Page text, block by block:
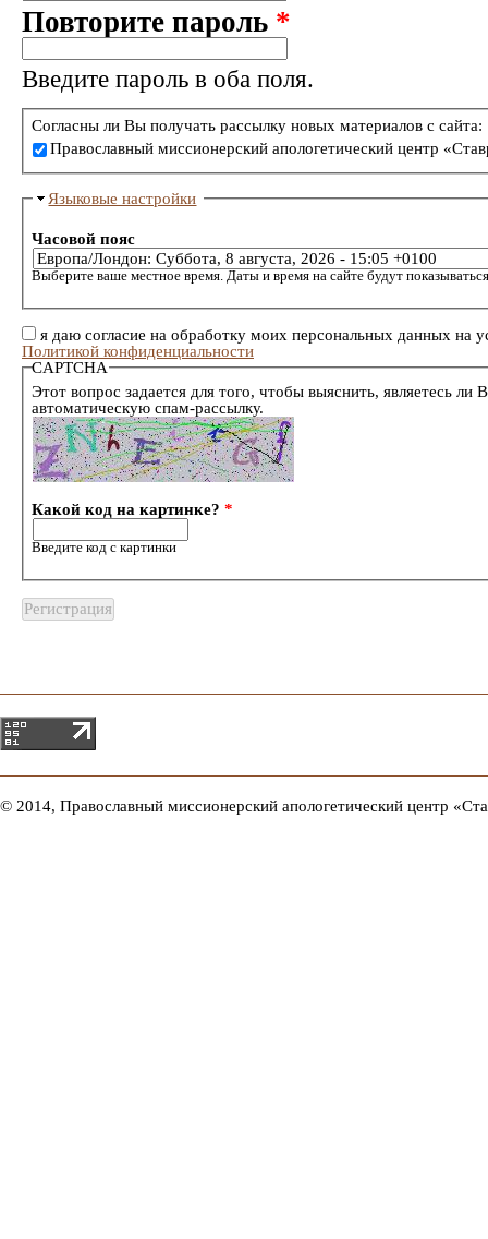
Повторите пароль *
Введите пароль в оба поля.
Согласны ли Вы получать рассылку новых материалов с сайта:
Православный миссионерский апологетический центр
Языковые настройки
Часовой пояс
Выберите ваше местное время. Даты и время на сайте будут
я даю согласие на обработку моих персональных данных на
Политикой конфиденциальности
CAPTCHA
Этот вопрос задается для того, чтобы выяснить, являетесь ли
автоматическую спам-рассылку.
Какой код на картинке?*
Введите код с картинки
© 2014, Православный миссионерский апологетический центр